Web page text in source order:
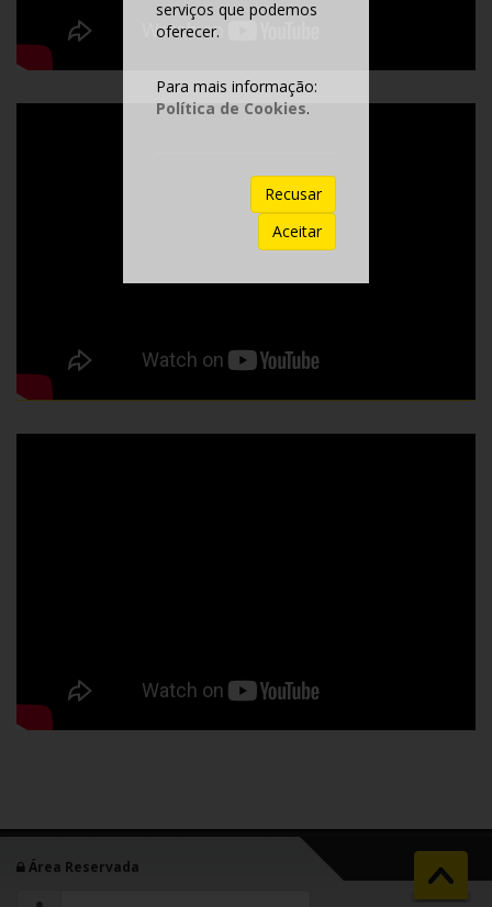
Área Reservada
serviços que podemos
oferecer.
Para mais informação:
Política de Cookies.
Recusar
Aceitar